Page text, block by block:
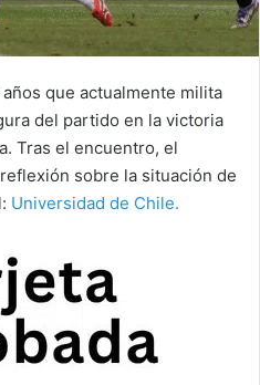
que actualmente milita
del partido en la victoria
Tras el encuentro, el
sobre la situación de
Universidad de Chile.